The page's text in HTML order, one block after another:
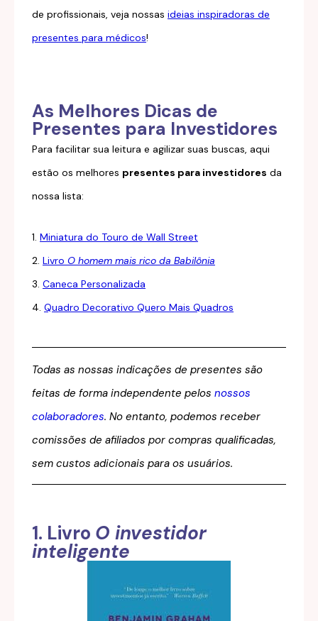
de profissionais, veja nossas ideias inspiradoras de
presentes para médicos!
As Melhores Dicas de
Presentes para Investidores
Para facilitar sua leitura e agilizar suas buscas, aqui
estão os melhores presentes para investidores da
nossa lista:
1. Miniatura do Touro de Wall Street
2. Livro O homem mais rico da Babilônia
3. Caneca Personalizada
4. Quadro Decorativo Quero Mais Quadros
Todas as nossas indicações de presentes são
feitas de forma independente pelos nossos
colaboradores. No entanto, podemos receber
comissões de afiliados por compras qualificadas,
sem custos adicionais para os usuários.
1. Livro O investidor
inteligente